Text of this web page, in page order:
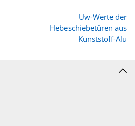
Uw-Werte der
Hebeschiebetüren aus
Kunststoff-Alu